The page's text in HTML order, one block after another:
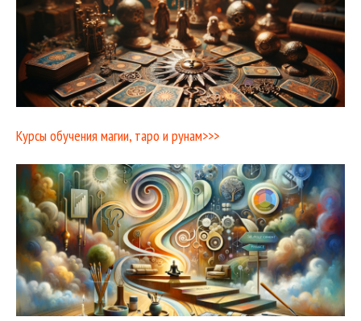
Курсы обучения магии, таро и рунам>>>